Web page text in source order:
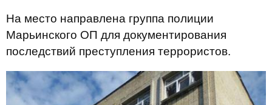
На место направлена ​​группа полиции
Марьинского ОП для документирования
последствий преступления террористов.